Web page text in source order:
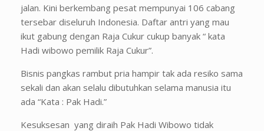
jalan. Kini berkembang pesat mempunyai 106 cabang
tersebar diseluruh Indonesia. Daftar antri yang mau
ikut gabung dengan Raja Cukur cukup banyak “ kata
Hadi wibowo pemilik Raja Cukur”.
Bisnis pangkas rambut pria hampir tak ada resiko sama
sekali dan akan selalu dibutuhkan selama manusia itu
ada “Kata : Pak Hadi.”
Kesuksesan yang diraih Pak Hadi Wibowo tidak